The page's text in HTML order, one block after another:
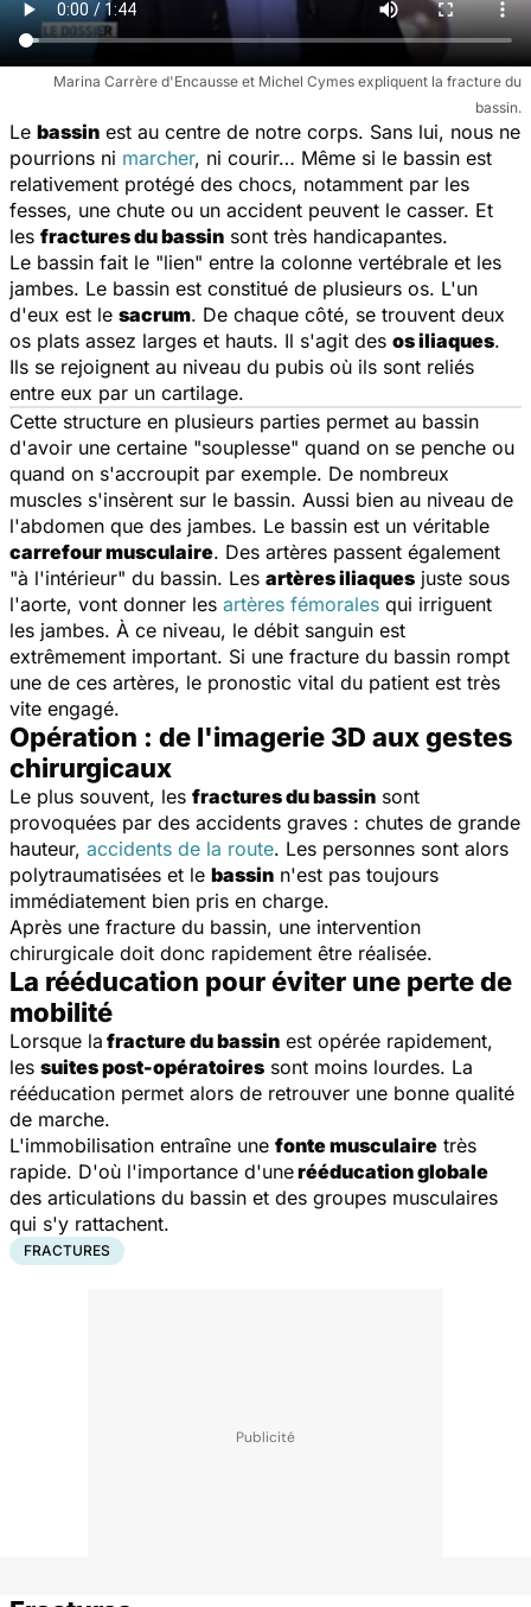
Marina Carrère d'Encausse et Michel Cymes expliquent la fracture du
bassin.
Le bassin est au centre de notre corps. Sans lui, nous ne
pourrions ni marcher, ni courir… Même si le bassin est
relativement protégé des chocs, notamment par les
fesses, une chute ou un accident peuvent le casser. Et
les fractures du bassin sont très handicapantes.
Le bassin fait le "lien" entre la colonne vertébrale et les
jambes. Le bassin est constitué de plusieurs os. L'un
d'eux est le sacrum. De chaque côté, se trouvent deux
os plats assez larges et hauts. Il s'agit des os iliaques.
Ils se rejoignent au niveau du pubis où ils sont reliés
entre eux par un cartilage.
Cette structure en plusieurs parties permet au bassin
d'avoir une certaine "souplesse" quand on se penche ou
quand on s'accroupit par exemple. De nombreux
muscles s'insèrent sur le bassin. Aussi bien au niveau de
l'abdomen que des jambes. Le bassin est un véritable
carrefour musculaire. Des artères passent également
"à l'intérieur" du bassin. Les artères iliaques juste sous
l'aorte, vont donner les artères fémorales qui irriguent
les jambes. À ce niveau, le débit sanguin est
extrêmement important. Si une fracture du bassin rompt
une de ces artères, le pronostic vital du patient est très
vite engagé.
Opération : de l'imagerie 3D aux gestes
chirurgicaux
Le plus souvent, les fractures du bassin sont
provoquées par des accidents graves : chutes de grande
hauteur, accidents de la route. Les personnes sont alors
polytraumatisées et le bassin n'est pas toujours
immédiatement bien pris en charge.
Après une fracture du bassin, une intervention
chirurgicale doit donc rapidement être réalisée.
La rééducation pour éviter une perte de
mobilité
Lorsque la fracture du bassin est opérée rapidement,
les suites post-opératoires sont moins lourdes. La
rééducation permet alors de retrouver une bonne qualité
de marche.
L'immobilisation entraîne une fonte musculaire très
rapide. D'où l'importance d'unerééducation globale
des articulations du bassin et des groupes musculaires
qui s'y rattachent.
FRACTURES